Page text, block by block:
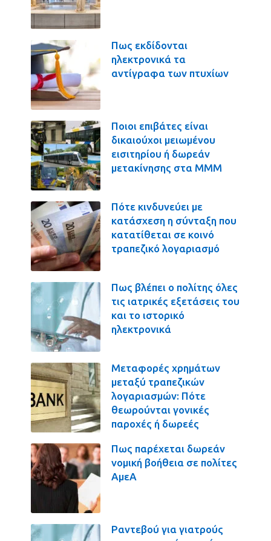
Πως εκδίδονται
ηλεκτρονικά τα
αντίγραφα των πτυχίων
Ποιοι επιβάτες είναι
δικαιούχοι μειωμένου
εισιτηρίου ή δωρεάν
μετακίνησης στα ΜΜΜ
Πότε κινδυνεύει με
κατάσχεση η σύνταξη που
κατατίθεται σε κοινό
τραπεζικό λογαριασμό
Πως βλέπει ο πολίτης όλες
τις ιατρικές εξετάσεις του
και το ιστορικό
ηλεκτρονικά
Μεταφορές χρημάτων
μεταξύ τραπεζικών
λογαριασμών: Πότε
θεωρούνται γονικές
παροχές ή δωρεές
Πως παρέχεται δωρεάν
νομική βοήθεια σε πολίτες
ΑμεΑ
Ραντεβού για γιατρούς